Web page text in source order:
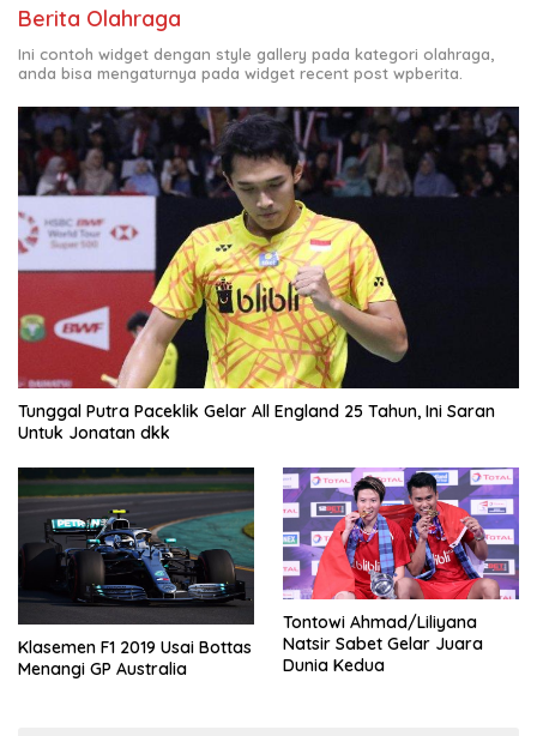
Berita Olahraga
Ini contoh widget dengan style gallery pada kategori olahraga,
anda bisa mengaturnya pada widget recent post wpberita.
Tunggal Putra Paceklik Gelar All England 25 Tahun, Ini Saran
Untuk Jonatan dkk
Klasemen F1 2019 Usai Bottas
Menangi GP Australia
Tontowi Ahmad/Liliyana
Natsir Sabet Gelar Juara
Dunia Kedua